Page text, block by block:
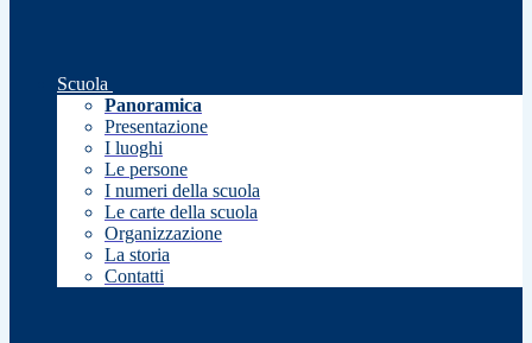
Scuola
Panoramica
Presentazione
I luoghi
Le persone
I numeri della scuola
Le carte della scuola
Organizzazione
La storia
Contatti